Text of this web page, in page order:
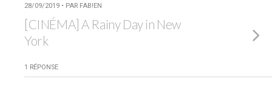
28/09/2019 • PAR FAB!EN
[CINÉMA] A Rainy Day in New
York
1 RÉPONSE